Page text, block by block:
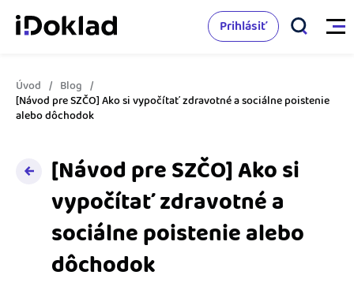
Vlastnosti
Správa kontaktov
Sledovanie cashflow
Spolupráca s účtovníkom
Vzdelanie
Nápoveda
Vyskúšať zadarmo
Prihlásiť
Úvod
Blog
[Návod pre SZČO] Ako si vypočítať zdravotné a sociálne poistenie
alebo dôchodok
[Návod pre SZČO] Ako si
vypočítať zdravotné a
sociálne poistenie alebo
dôchodok